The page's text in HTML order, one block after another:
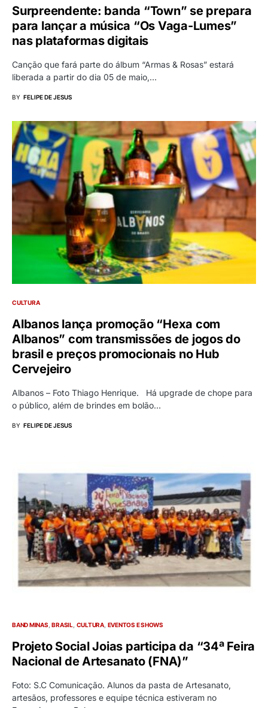
Surpreendente: banda “Town” se prepara
para lançar a música “Os Vaga-Lumes”
nas plataformas digitais
Canção que fará parte do álbum “Armas & Rosas” estará
liberada a partir do dia 05 de maio,…
BY FELIPE DE JESUS
CULTURA
Albanos lança promoção “Hexa com
Albanos” com transmissões de jogos do
brasil e preços promocionais no Hub
Cervejeiro
Albanos – Foto Thiago Henrique. Há upgrade de chope para
o público, além de brindes em bolão…
BY FELIPE DE JESUS
BAND MINAS BRASIL CULTURA EVENTOS E SHOWS
Projeto Social Joias participa da “34ª Feira
Nacional de Artesanato (FNA)”
Foto: S.C Comunicação. Alunos da pasta de Artesanato,
artesãos, professores e equipe técnica estiveram no